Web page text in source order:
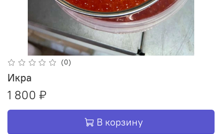
(0)
Икра
1 800 ₽
В корзину